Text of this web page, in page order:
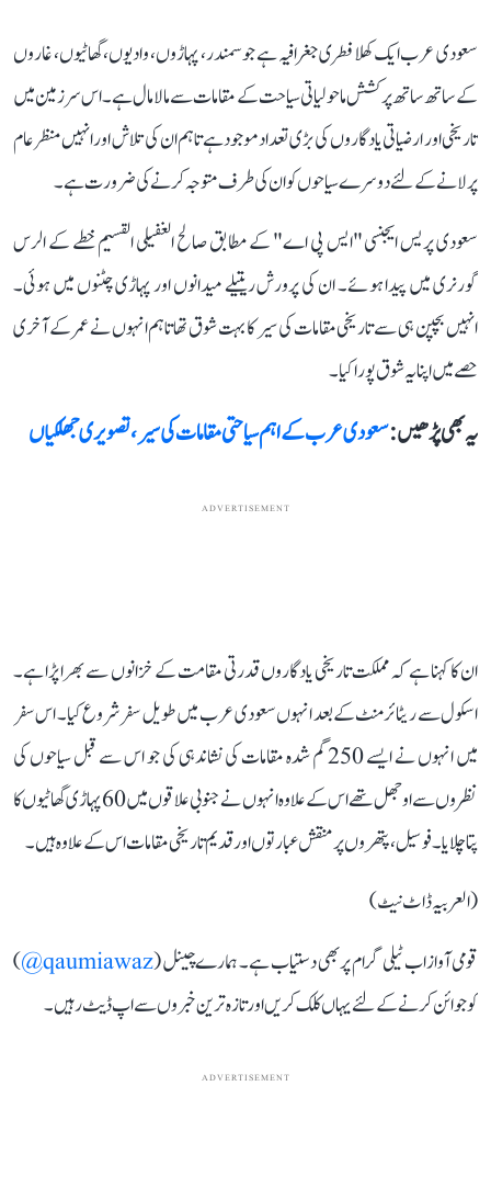
سعودی عرب ایک کھلا فطری جغرافیہ ہے جو سمندر، پہاڑوں، وادیوں، گھاٹیوں، غاروں
کے ساتھ ساتھ پرکشش ماحولیاتی سیاحت کے مقامات سے مالا مال ہے۔ اس سرزمین میں
تاریخی اور ارضیاتی یادگاروں کی بڑی تعداد موجود ہے تاہم ان کی تلاش اور انہیں منظر عام
پر لانے کے لئے دوسرے سیاحوں کو ان کی طرف متوجہ کرنے کی ضرورت ہے۔
سعودی پریس ایجنسی "ایس پی اے" کے مطابق صالح الغفیلی القسیم خطے کے الرس
گورنری میں پیدا ہوئے۔ ان کی پرورش ریتیلے میدانوں اور پہاڑی چٹنوں میں ہوئی۔
انہیں بچپن ہی سے تاریخی مقامات کی سیر کا بہت شوق تھا تاہم انہوں نے عمر کے آخری
حصے میں اپنا یہ شوق پورا کیا۔
یہ بھی پڑھیں :سعودی عرب کے اہم سیاحتی مقامات کی سیر، تصویری جھلکیاں
ADVERTISEMENT
ان کا کہنا ہے کہ مملکت تاریخی یادگاروں قدرتی مقامت کے خزانوں سے بھرا پڑا ہے۔
اسکول سے ریٹائرمنٹ کے بعد انہوں‌ سعودی عرب میں طویل سفر شروع کیا۔ اس سفر
میں انہوں‌ نے ایسے 250 گم شدہ مقامات کی نشاندہی کی جو اس سے قبل سیاحوں کی
نظروں سے اوجھل تھے اس کے علاوہ انہو‌ں نے جنوبی علاقوں میں 60 پہاڑی گھاٹیوں کا
پتا چلایا۔ فوسیل، پتھروں پر منقش عبارتوں اور قدیم تاریخی مقامات اس کے علاوہ ہیں۔
(العربیہ ڈاٹ نیٹ)
قومی آواز اب ٹیلی گرام پر بھی دستیاب ہے۔ ہمارے چینل (qaumiawaz@
)
کو جوائن کرنے کے لئے یہاں کلک کریں اور تازہ ترین خبروں سے اپ ڈیٹ رہیں۔
ADVERTISEMENT